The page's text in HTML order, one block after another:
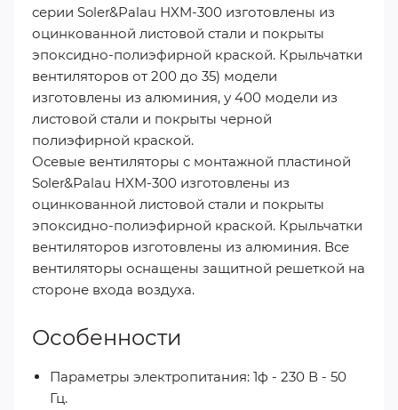
серии Soler&Palau HXM-300 изготовлены из
оцинкованной листовой стали и покры­ты
эпоксидно-полиэфирной краской. Крыльчатки
вентиляторов от 200 до 35) модели
изготовлены из алюминия, у 400 модели из
листовой стали и покрыты черной
полиэфирной краской.
Осевые вентиляторы с монтажной пластиной
Soler&Palau HXM-300 изготовлены из
оцинкованной листовой стали и покрыты
эпоксидно-полиэфирной краской. Крыльчатки
вентиляторов изготовлены из алюминия. Все
вентиляторы оснащены защитной решеткой на
стороне входа воздуха.
Особенности
Параметры электропитания: 1ф - 230 В - 50
Гц.